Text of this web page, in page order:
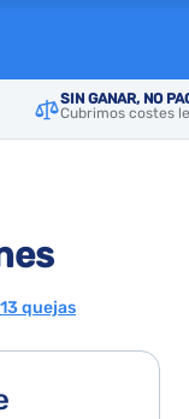
SIN GANAR, NO
Cubrimos costes
quejas